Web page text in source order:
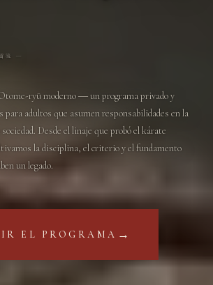
流 ―
ryū moderno ― un programa privado y
para adultos que asumen responsabilidades en la
Desde el linaje que probó el kárate
la disciplina, el criterio y el fundamento
un legado.
EL PROGRAMA →